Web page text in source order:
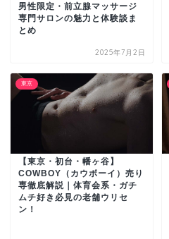
男性限定・前立腺マッサージ
専門サロンの魅力と体験談ま
とめ
2025年7月2日
東京
【東京・初台・幡ヶ谷】
COWBOY（カウボーイ）売り
専徹底解説｜体育会系・ガチ
ムチ好き必見の老舗ウリセ
ン！